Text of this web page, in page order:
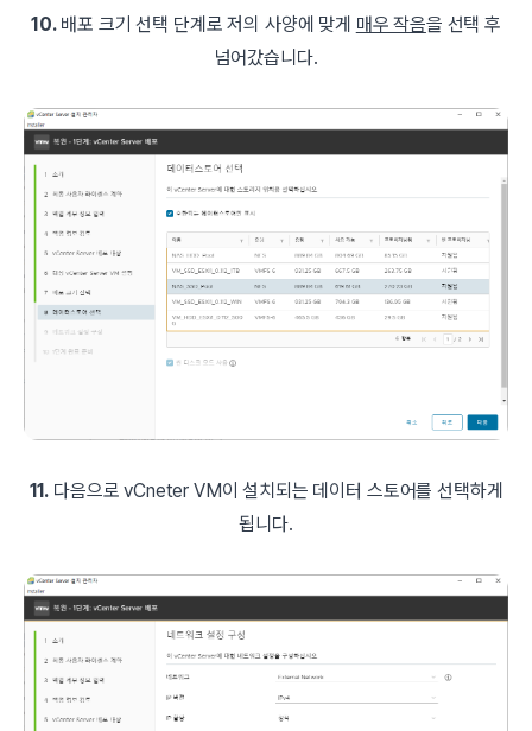
10.배포 크기 선택 단계로 저의 사양에 맞게 매우 작음을 선택 후
넘어갔습니다.
11. 다음으로 vCneter VM이 설치되는 데이터 스토어를 선택하게
됩니다.